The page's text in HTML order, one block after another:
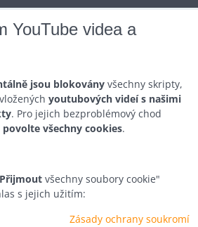
YouTube videa a
jsou blokovány všechny skripty,
youtubových videí s našimi
. Pro jejich bezproblémový chod
všechny cookies.
Přijmout všechny soubory cookie"
s jejich užitím:
Zásady ochrany soukromí